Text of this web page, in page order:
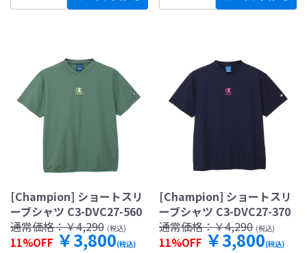
[Champion] ショートスリ
ーブシャツ C3-DVC27-560
通常価格：￥4,290 (税込)
11%OFF ￥3,800(税込)
[Champion] ショートスリ
ーブシャツ C3-DVC27-370
通常価格：￥4,290 (税込)
11%OFF ￥3,800(税込)